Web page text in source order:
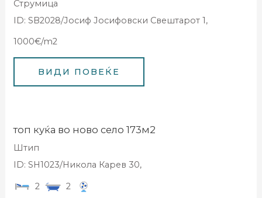
Струмица
ID: SB2028/Јосиф Јосифовски Свештарот 1,
1000€/m2
топ куќа во ново село 173м2
Штип
ID: SH1023/Никола Карев 30,
2 2